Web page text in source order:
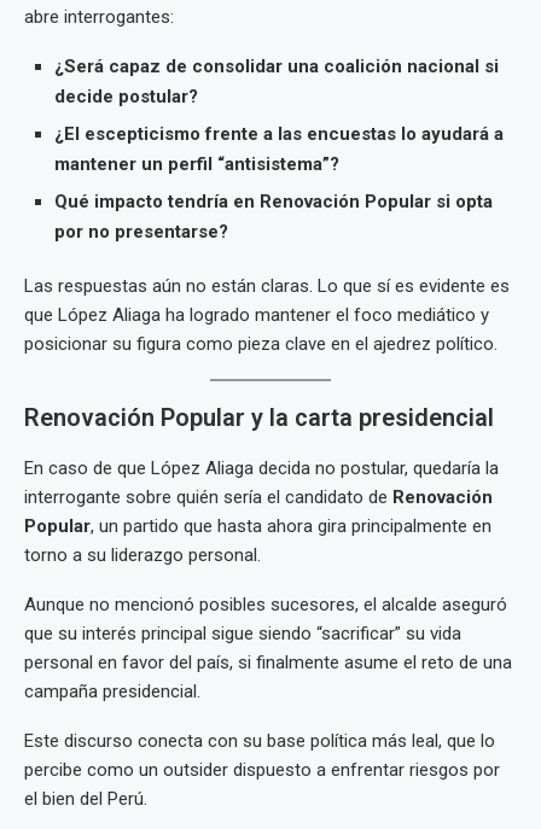
abre interrogantes:
¿Será capaz de consolidar una coalición nacional si
decide postular?
¿El escepticismo frente a las encuestas lo ayudará a
mantener un perfil “antisistema”?
Qué impacto tendría en Renovación Popular si opta
por no presentarse?
Las respuestas aún no están claras. Lo que sí es evidente es
que López Aliaga ha logrado mantener el foco mediático y
posicionar su figura como pieza clave en el ajedrez político.
Renovación Popular y la carta presidencial
En caso de que López Aliaga decida no postular, quedaría la
interrogante sobre quién sería el candidato de Renovación
Popular, un partido que hasta ahora gira principalmente en
torno a su liderazgo personal.
Aunque no mencionó posibles sucesores, el alcalde aseguró
que su interés principal sigue siendo “sacrificar” su vida
personal en favor del país, si finalmente asume el reto de una
campaña presidencial.
Este discurso conecta con su base política más leal, que lo
percibe como un outsider dispuesto a enfrentar riesgos por
el bien del Perú.